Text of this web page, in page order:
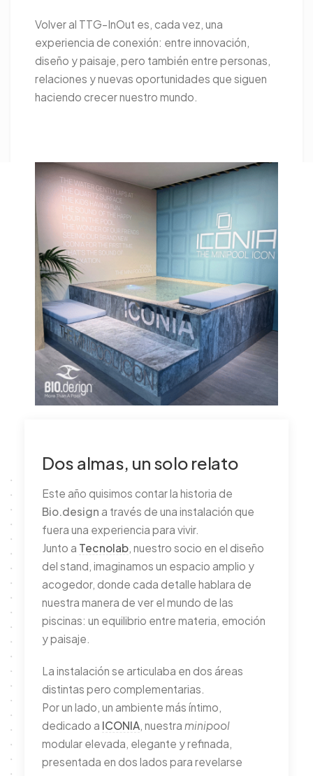
Volver al TTG–InOut es, cada vez, una
experiencia de conexión: entre innovación,
diseño y paisaje, pero también entre personas,
relaciones y nuevas oportunidades que siguen
haciendo crecer nuestro mundo.
Dos almas, un solo relato
Este año quisimos contar la historia de
Bio.design a través de una instalación que
fuera una experiencia para vivir.
Junto a Tecnolab, nuestro socio en el diseño
del stand, imaginamos un espacio amplio y
acogedor, donde cada detalle hablara de
nuestra manera de ver el mundo de las
piscinas: un equilibrio entre materia, emoción
y paisaje.
La instalación se articulaba en dos áreas
distintas pero complementarias.
Por un lado, un ambiente más íntimo,
dedicado a ICONIA, nuestra minipool
modular elevada, elegante y refinada,
presentada en dos lados para revelarse